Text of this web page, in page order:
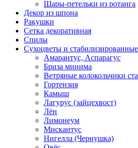
Шары-петельки из ротанга
Декор из шпона
Ракушки
Сетка декоративная
Спилы
Сухоцветы и
Амарантус, Аспарагус
Бриза минима
Ветряные колокольчики
Гортензия
Камыш
Лагурус (зайцехвост)
Лён
Лимонеум
Мискантус
Нигелла (Чернушка)